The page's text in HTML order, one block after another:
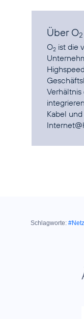
Über O2
O2 ist die
Kabel
Schlagworte: #Netz